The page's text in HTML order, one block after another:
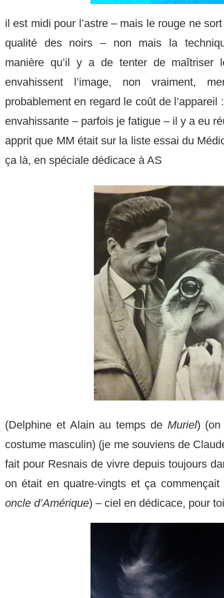
il est midi pour l’astre – mais le rouge ne
qualité des noirs – non mais la
manière qu’il y a de tenter de maîtriser
envahissent l’image, non vraiment,
probablement en regard le coût de
envahissante – parfois je fatigue – il y a eu
apprit que MM était sur la liste essai du
ça là, en spéciale dédicace à AS
(Delphine et Alain au temps de Muriel) (on
costume masculin) (je me souviens de
fait pour Resnais de vivre depuis toujours
on était en quatre-vingts et ça
oncle d’Amérique) – ciel en dédicace, pour toi